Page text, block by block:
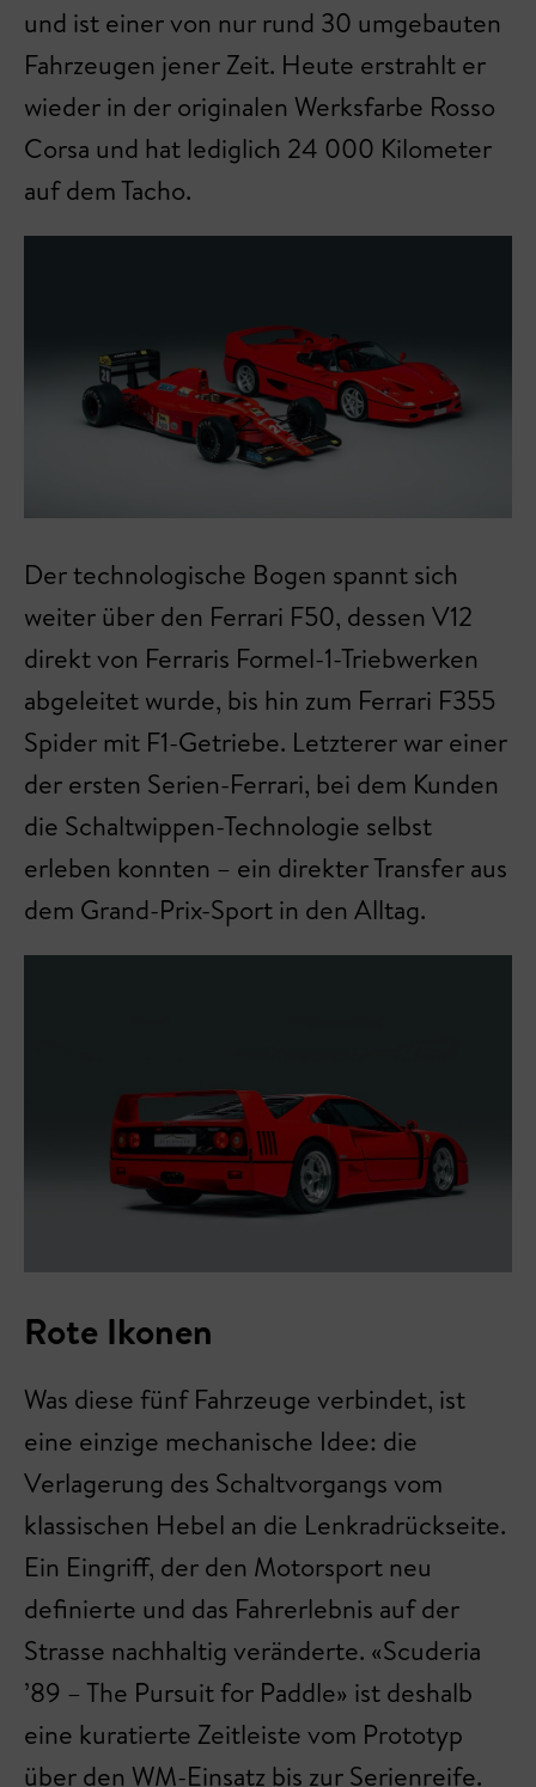
und ist einer von nur rund 30 umgebauten
Fahrzeugen jener Zeit. Heute erstrahlt er
wieder in der originalen Werksfarbe Rosso
Corsa und hat lediglich 24 000 Kilometer
auf dem Tacho.
Der technologische Bogen spannt sich
weiter über den Ferrari F50, dessen V12
direkt von Ferraris Formel-1-Triebwerken
abgeleitet wurde, bis hin zum Ferrari F355
Spider mit F1-Getriebe. Letzterer war einer
der ersten Serien-Ferrari, bei dem Kunden
die Schaltwippen-Technologie selbst
erleben konnten – ein direkter Transfer aus
dem Grand-Prix-Sport in den Alltag.
Rote Ikonen
Was diese fünf Fahrzeuge verbindet, ist
eine einzige mechanische Idee: die
Verlagerung des Schaltvorgangs vom
klassischen Hebel an die Lenkradrückseite.
Ein Eingriff, der den Motorsport neu
definierte und das Fahrerlebnis auf der
Strasse nachhaltig veränderte. «Scuderia
’89 – The Pursuit for Paddle» ist deshalb
eine kuratierte Zeitleiste vom Prototyp
über den WM-Einsatz bis zur Serienreife.